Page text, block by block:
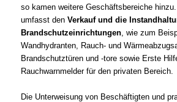
so kamen weitere Geschäftsbereiche
umfasst den Verkauf und die
Brandschutzeinrichtungen, wie zum
Wandhydranten, Rauch- und
Brandschutztüren und -tore sowie Erste
Rauchwarnmelder für den privaten Bereich.
Die Unterweisung von Beschäftigten und